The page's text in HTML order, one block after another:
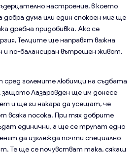
настроение, в което
добра дума или един спокоен миг ще
дребна придобивка. Ако се
Телците ще направят важна
и по-балансиран вътрешен живот.
сред големите любимци на съдбата
защото Лазаровден ще им донесе
и ще ги накара да усещат, че
всяка посока. При тях добрите
единични, а ще се трупат едно
да изглежда почти специално
Те ще се почувстват така, сякаш